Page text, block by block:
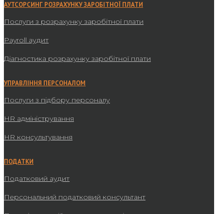
АУТСОРСИНГ РОЗРАХУНКУ ЗАРОБІТНОЇ ПЛАТИ
Послуги з розрахунку заробітної плати
Payroll аудит
Діагностика розрахунку заробітної плати
УПРАВЛІННЯ ПЕРСОНАЛОМ
Послуги з підбору персоналу
HR адміністрування
HR консультування
ПОДАТКИ
Податковий аудит
Персональний податковий консультант